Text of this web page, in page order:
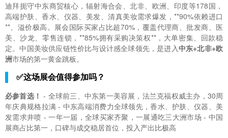
迪拜扼守中东商贸核心，辐射海合会、北非、欧洲、印度等178国，
高端护肤、香水、仪器、美发、清真美妆需求爆发，**90%依赖进口
**、溢价极高。展会国际买家占比超70%，覆盖代理商、批发商、医
美、沙龙、零售连锁，**85%拥有采购决策权**，大单密集、回款稳
定。中国美妆供应链性价比与设计感全球领先，是进入中东+北非+欧
洲市场的第一黄金跳板。
✅这场展会值得参加吗？
必参首选！ - 全球前三、中东第一美容展，法兰克福权威主办，30周
年庆典规格拉满 - 中东高端消费力全球领先，香水、护肤、仪器、美
发需求井喷 - 一年一届，全球买家齐聚，一展通吃三大洲市场 - 中国
展商占比第一，口碑与成交稳居首位，投入产出比极高